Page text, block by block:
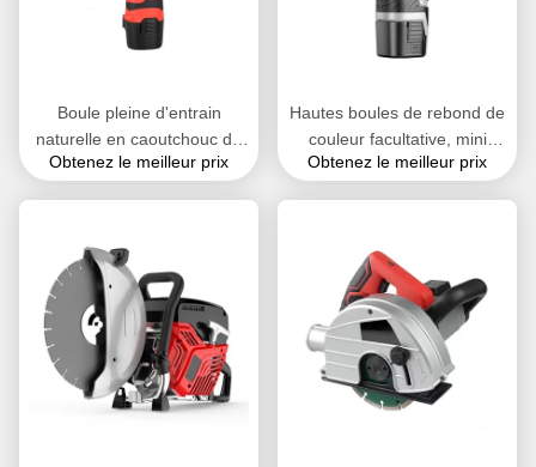
Boule pleine d'entrain
naturelle en caoutchouc de
silicone pour l'OEM de
Obtenez le meilleur prix
Hautes boules de rebond de
couleur facultative, mini
boules pleines d'entrain
Obtenez le meilleur prix